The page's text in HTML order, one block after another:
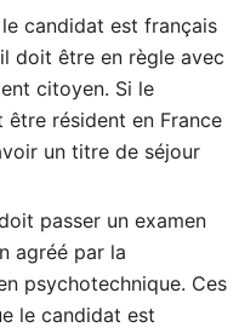
candidat est français
doit être en règle avec
citoyen. Si le
résident en France
un titre de séjour
passer un examen
agréé par la
psychotechnique. Ces
le candidat est